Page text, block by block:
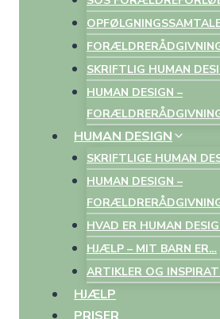
SKRIFTLIG HUMAN
HUMAN DESIGN –
HUMAN DESIGN
SKRIFTLIGE HUMAN
HUMAN DESIGN –
HVAD ER HUMAN
HJÆLP – MIT BARN ER…
ARTIKLER OG
HJÆLP